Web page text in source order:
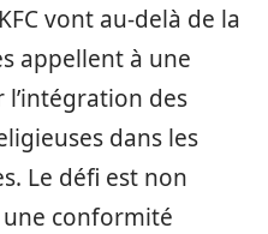
vont au-delà de la
appellent à une
des
dans les
Le défi est non
conformité